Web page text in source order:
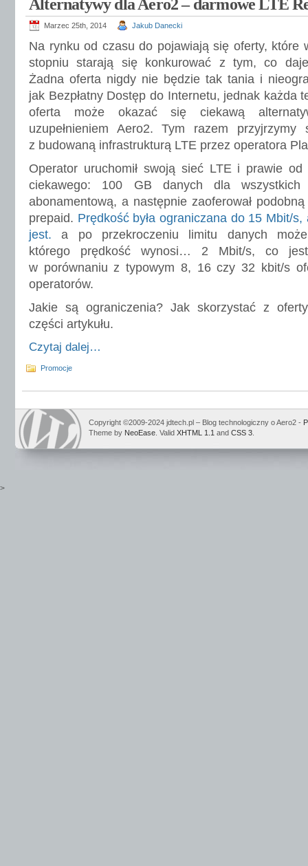
Alternatywy dla Aero2 – darmowe LTE
Marzec 25th, 2014 Jakub Danecki
Na rynku od czasu do pojawiają się oferty, które
stopniu starają się konkurować z tym, co
Żadna oferta nigdy nie będzie tak tania i
jak Bezpłatny Dostęp do Internetu, jednak każda
oferta może okazać się ciekawą
uzupełnieniem Aero2. Tym razem przyjrzymy
z budowaną infrastrukturą LTE przez operatora
Operator uruchomił swoją sieć LTE i prawie od
ciekawego: 100 GB danych dla wszystkich
abonamentową, a następnie zaoferował
prepaid. Prędkość była ograniczana do 15 Mbit/
jest. a po przekroczeniu limitu danych
którego prędkość wynosi… 2 Mbit/s, co jest
w porównaniu z typowym 8, 16 czy 32 kbit/s
operatorów.
Jakie są ograniczenia? Jak skorzystać z
części artykułu.
Czytaj dalej…
Promocje
Copyright ©2009-2024 jdtech.pl – Blog technologiczny o Aero2 -
Theme by NeoEase . Valid XHTML 1.1 and CSS 3
>